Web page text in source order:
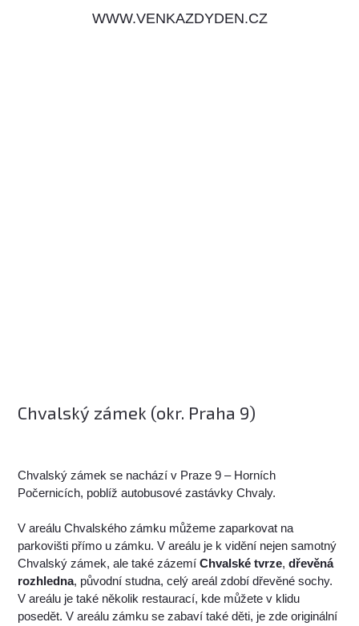
WWW.VENKAZDYDEN.CZ
Chvalský zámek (okr. Praha 9)
Chvalský zámek se nachází v Praze 9 – Horních
Počernicích, poblíž autobusové zastávky Chvaly.
V areálu Chvalského zámku můžeme zaparkovat na
parkovišti přímo u zámku. V areálu je k vidění nejen samotný
Chvalský zámek, ale také zázemíChvalské tvrze,dřevěná
rozhledna, původní studna, celý areál zdobí dřevěné sochy.
V areálu je také několik restaurací, kde můžete v klidu
posedět. V areálu zámku se zabaví také děti, je zde originální